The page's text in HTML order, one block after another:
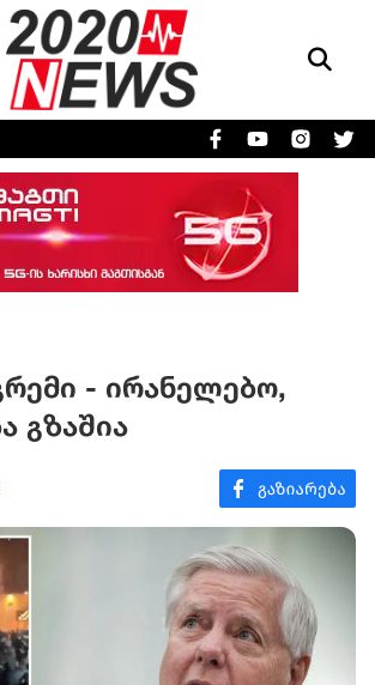
- ირანელებო,
გზაშია